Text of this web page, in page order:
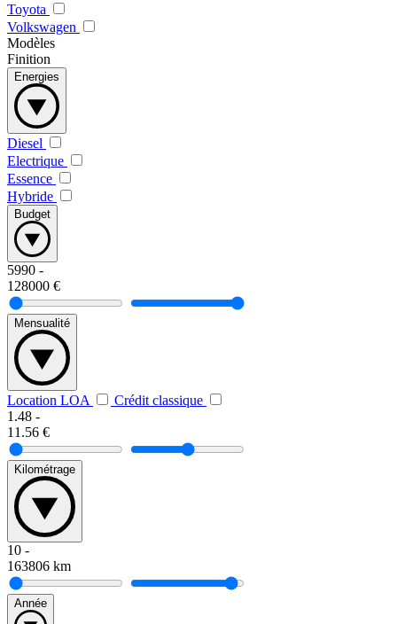
Toyota
Volkswagen
Modèles
Finition
Energies
Diesel
Electrique
Essence
Hybride
Budget
5990 -
128000 €
Mensualité
Location LOA
Crédit classique
1.48 -
11.56 €
Kilométrage
10 -
163806 km
Année